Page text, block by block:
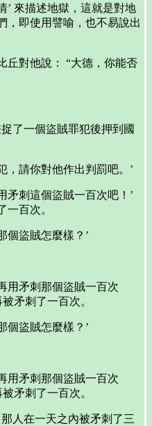
’ 來描述地獄，這就是對地
，即使用譬喻，也不易說出
對他說： “大德，你能否
一個盜賊罪犯後押到國
請你對他作出判罰吧。’
刺這個盜賊一百次吧！’
一百次。
盜賊怎麼樣？’
矛刺那個盜賊一百次
矛刺了一百次。
盜賊怎麼樣？’
矛刺那個盜賊一百次
矛刺了一百次。
人在一天之內被矛刺了三